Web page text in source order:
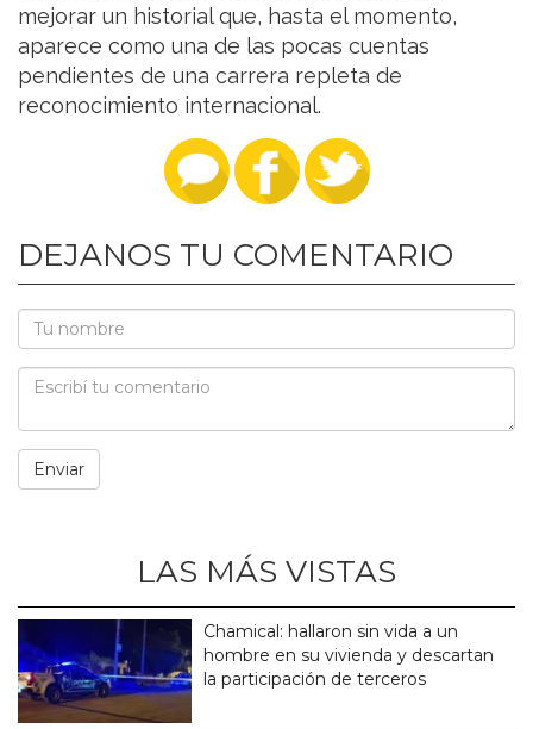
mejorar un historial que, hasta el momento,
aparece como una de las pocas cuentas
pendientes de una carrera repleta de
reconocimiento internacional.
DEJANOS TU COMENTARIO
LAS MÁS VISTAS
Chamical: hallaron sin vida a un
hombre en su vivienda y descartan
la participación de terceros